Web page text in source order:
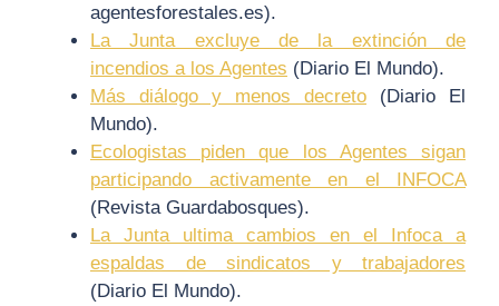
agentesforestales.es).
La Junta excluye de la extinción de
incendios a los Agentes (Diario El Mundo).
Más diálogo y menos decreto (Diario El
Mundo).
Ecologistas piden que los Agentes sigan
participando activamente en el INFOCA
(Revista Guardabosques).
La Junta ultima cambios en el Infoca a
espaldas de sindicatos y trabajadores
(Diario El Mundo).